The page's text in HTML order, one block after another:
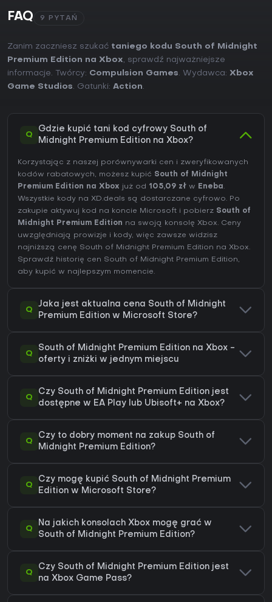
FAQ 9 PYTAŃ
Zanim zaczniesz szukać taniego kodu South of Midnight
Premium Edition na Xbox, sprawdź najważniejsze
informacje. Twórcy: Compulsion Games. Wydawca: Xbox
Game Studios. Gatunki: Action.
Q
Gdzie kupić tani kod cyfrowy South of
Midnight Premium Edition na Xbox?
Korzystając z naszej porównywarki cen i zweryfikowanych
kodów rabatowych, możesz kupić South of Midnight
Premium Edition na Xbox już od 105,09 zł w Eneba .
Wszystkie kody na XD.deals są dostarczane cyfrowo. Po
zakupie aktywuj kod na koncie Microsoft i pobierz South of
Midnight Premium Edition na swoją konsolę Xbox. Ceny
uwzględniają prowizje i kody, więc zawsze widzisz
najniższą cenę South of Midnight Premium Edition na Xbox.
Sprawdź historię cen South of Midnight Premium Edition,
aby kupić w najlepszym momencie.
Q
Jaka jest aktualna cena South of Midnight
Premium Edition w Microsoft Store?
Q
South of Midnight Premium Edition na Xbox -
oferty i zniżki w jednym miejscu
Q
Czy South of Midnight Premium Edition jest
dostępne w EA Play lub Ubisoft+ na Xbox?
Q
Czy to dobry moment na zakup South of
Midnight Premium Edition?
Q
Czy mogę kupić South of Midnight Premium
Edition w Microsoft Store?
Q
Na jakich konsolach Xbox mogę grać w
South of Midnight Premium Edition?
Q
Czy South of Midnight Premium Edition jest
na Xbox Game Pass?